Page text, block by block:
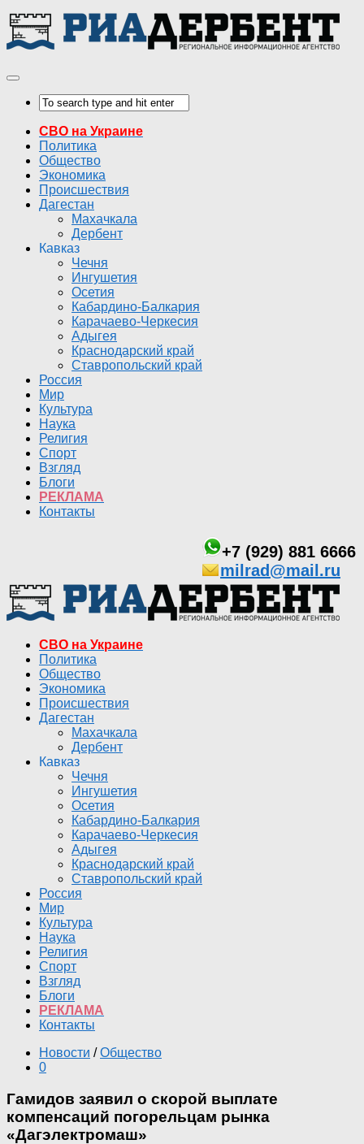
СВО на Украине
Политика
Общество
Экономика
Происшествия
Дагестан
Махачкала
Дербент
Кавказ
Чечня
Ингушетия
Осетия
Кабардино-Балкария
Карачаево-Черкесия
Адыгея
Краснодарский край
Ставропольский край
Россия
Мир
Культура
Наука
Религия
Спорт
Взгляд
Блоги
РЕКЛАМА
Контакты
+7 (929) 881 6666
milrad@mail.ru
СВО на Украине
Политика
Общество
Экономика
Происшествия
Дагестан
Махачкала
Дербент
Кавказ
Чечня
Ингушетия
Осетия
Кабардино-Балкария
Карачаево-Черкесия
Адыгея
Краснодарский край
Ставропольский край
Россия
Мир
Культура
Наука
Религия
Спорт
Взгляд
Блоги
РЕКЛАМА
Контакты
Новости / Общество
0
Гамидов заявил о скорой выплате
компенсаций погорельцам рынка
«Дагэлектромаш»